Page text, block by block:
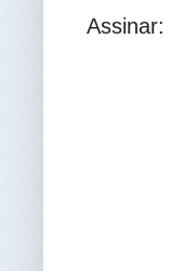
Assinar: